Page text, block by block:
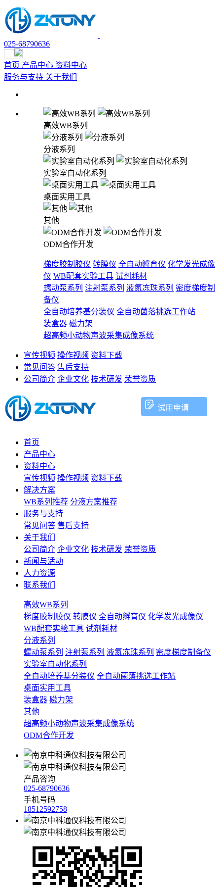
025-68790636
首页 产品中心 资料中心
服务与支持 关于我们
高效WB系列
分液系列
实验室自动化系列
桌面实用工具
其他
ODM合作开发
梯度胶制胶仪 转膜仪 全自动孵育仪 化学发光成像
仪 WB配套实验工具 试剂耗材
蠕动泵系列 注射泵系列 液氮冻珠系列 密度梯度制
备仪
全自动培养基分装仪 全自动菌落挑选工作站
装盒器 磁力架
超高频小动物声波采集成像系统
宣传视频 操作视频 资料下载
常见问答 售后支持
公司简介 企业文化 技术研发 荣誉资质
试用申请
首页
产品中心
资料中心
宣传视频 操作视频 资料下载
解决方案
WB系列推荐 分液方案推荐
服务与支持
常见问答 售后支持
关于我们
公司简介 企业文化 技术研发 荣誉资质
新闻与活动
人力资源
联系我们
高效WB系列
梯度胶制胶仪 转膜仪 全自动孵育仪 化学发光成像仪
WB配套实验工具 试剂耗材
分液系列
蠕动泵系列 注射泵系列 液氮冻珠系列 密度梯度制备仪
实验室自动化系列
全自动培养基分装仪 全自动菌落挑选工作站
桌面实用工具
装盒器 磁力架
其他
超高频小动物声波采集成像系统
ODM合作开发
产品咨询
025-68790636
手机号码
18512592758